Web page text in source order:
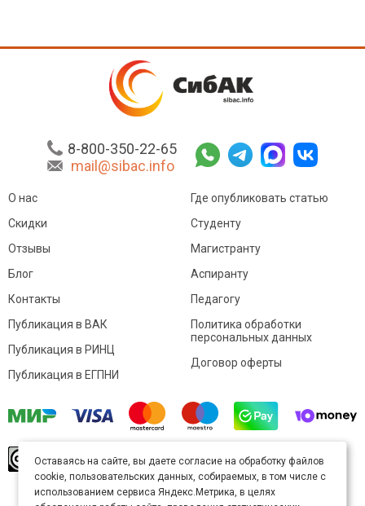
8-800-350-22-65
mail@sibac.info
О нас
Скидки
Отзывы
Блог
Контакты
Где опубликовать статью
Студенту
Магистранту
Аспиранту
Педагогу
Публикация в ВАК
Публикация в РИНЦ
Публикация в ЕГПНИ
Политика обработки
персональных данных
Договор оферты
произведение доступно полицензии Creative
Commons «Attribution» («Атрибуция») 4.0
Непортированная.
Оставаясь на сайте, вы даете согласие на обработку файлов
cookie, пользовательских данных, собираемых, в том числе с
использованием сервиса Яндекс.Метрика, в целях